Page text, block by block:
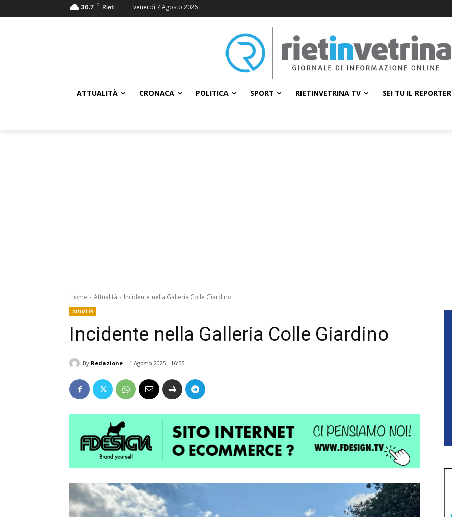
36.7 C Rieti venerdì 7 Agosto 2026
ATTUALITÀ CRONACA POLITICA SPORT RIETINVETRINA TV SEI TU IL REPORTER
Home Attualità Incidente nella Galleria Colle Giardino
Attualità
Incidente nella Galleria Colle Giardino
By Redazione 1 Agosto 2025 - 16:55